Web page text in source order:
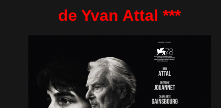
de Yvan Attal ***